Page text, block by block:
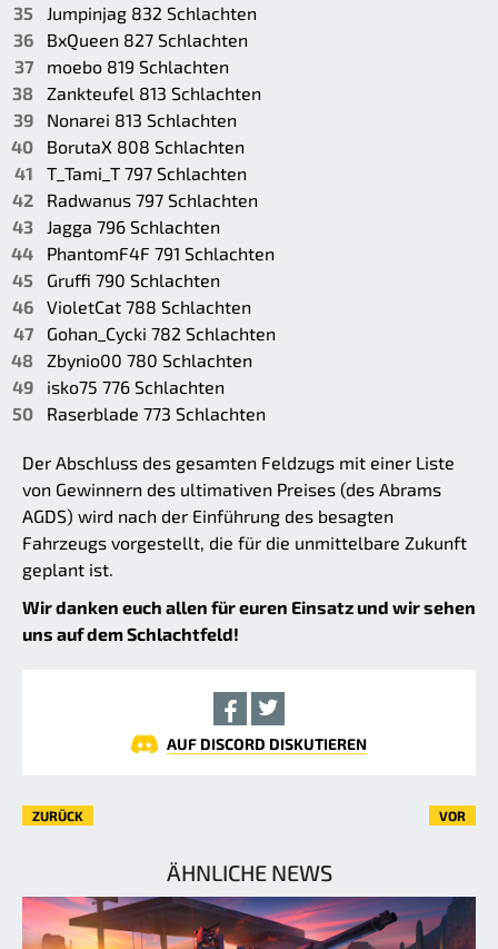
Jumpinjag 832 Schlachten
BxQueen 827 Schlachten
moebo 819 Schlachten
Zankteufel 813 Schlachten
Nonarei 813 Schlachten
BorutaX 808 Schlachten
T_Tami_T 797 Schlachten
Radwanus 797 Schlachten
Jagga 796 Schlachten
PhantomF4F 791 Schlachten
Gruffi 790 Schlachten
VioletCat 788 Schlachten
Gohan_Cycki 782 Schlachten
Zbynio00 780 Schlachten
isko75 776 Schlachten
Raserblade 773 Schlachten
Der Abschluss des gesamten Feldzugs mit einer Liste
von Gewinnern des ultimativen Preises (des Abrams
AGDS) wird nach der Einführung des besagten
Fahrzeugs vorgestellt, die für die unmittelbare Zukunft
geplant ist.
Wir danken euch allen für euren Einsatz und wir sehen
uns auf dem Schlachtfeld!
AUF DISCORD DISKUTIEREN
ZURÜCK VOR
ÄHNLICHE NEWS